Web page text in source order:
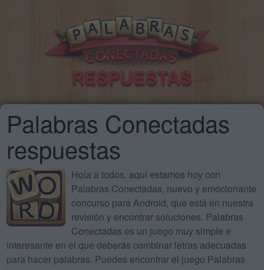
Palabras Conectadas
respuestas
Hola a todos, aquí estamos hoy con
Palabras Conectadas, nuevo y emocionante
concurso para Android, que está en nuestra
revisión y encontrar soluciones. Palabras
Conectadas es un juego muy simple e
interesante en el que deberás combinar letras adecuadas
para hacer palabras. Puedes encontrar el juego Palabras